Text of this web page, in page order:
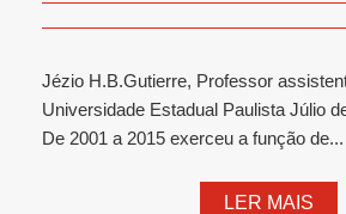
Jézio H.B.Gutierre, Professor
Universidade Estadual Paulista Júlio
De 2001 a 2015 exerceu a função de...
LER MAIS